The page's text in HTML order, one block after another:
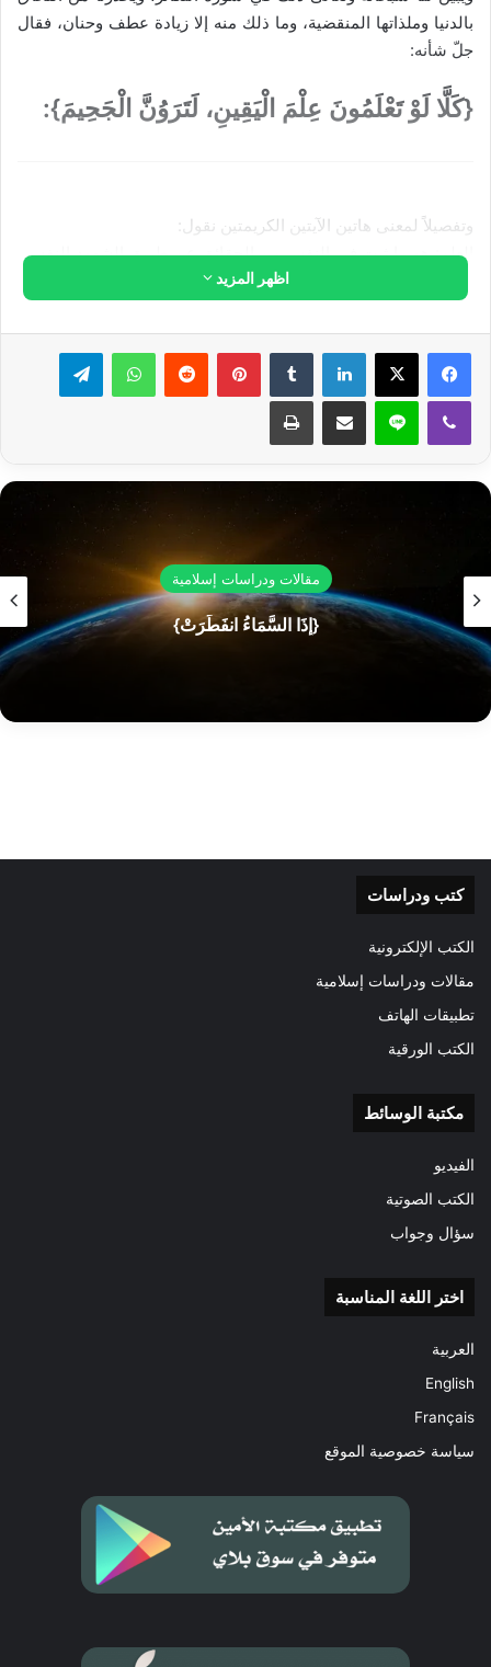
لم أصم رمضان بسبب الرضاعة والعام الماضي
لم أقضي ما أفطرته فما الحكم؟
رمضان وقضاءه بعد الفطام؟
هل هذا الترتيب للصلاة صحيح "العشاء، السنة،
الوتر، التراويح، قيام الليل، والفجر"؟
من هم المَعفيون من الصيام؟
هل يجوز أن أستكمل ما أقرأه من القرآن الكريم
المجموع 4 الصفحات
اطلع على المزيد من الأسئلة
كتب ودراسات
الكتب الإلكترونية
مقالات ودراسات إسلامية
تطبيقات الهاتف
الكتب الورقية
مكتبة الوسائط
الفيديو
الكتب الصوتية
سؤال وجواب
اختر اللغة المناسبة
العربية
English
Français
سياسة خصوصية الموقع